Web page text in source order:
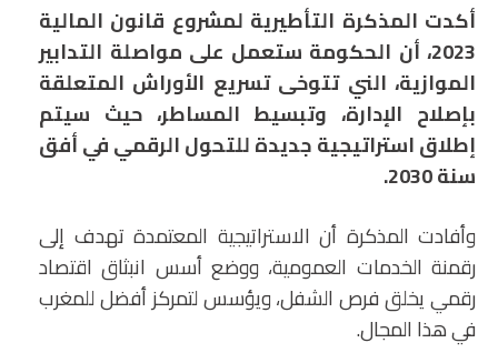
أكدت المذكرة التأطيرية لمشروع قانون المالية
2023، أن الحكومة ستعمل على مواصلة التدابير
الموازية، الني تتوخى تسريع الأوراش المتعلقة
بإصلاح الإدارة، وتبسيط المساطر، حيث سيتم
إطلاق استراتيجية جديدة للتحول الرقمي في أفق
سنة 2030.
وأفادت المذكرة أن الاستراتيجية المعتمدة تهدف إلى
رقمنة الخدمات العمومية، ووضع أسس انبثاق اقتصاد
رقمي يخلق فرص الشفل، ويؤسس لتمركز أفضل للمغرب
في هذا المجال.